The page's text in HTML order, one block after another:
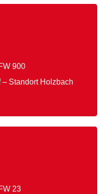
900
– Standort Holzbach
23